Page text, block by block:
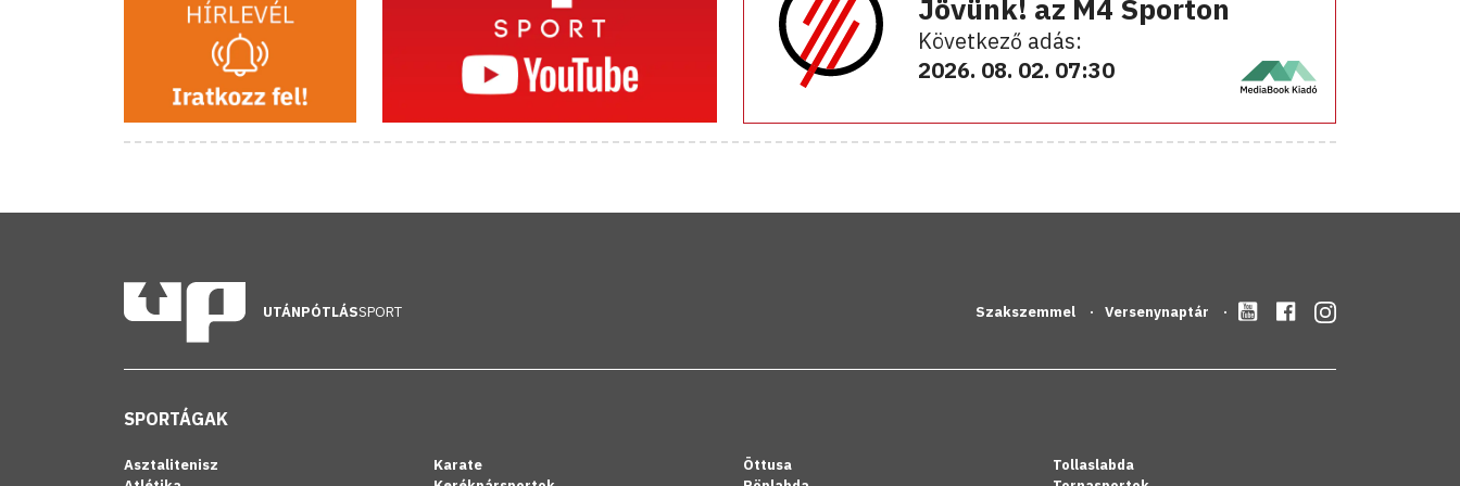
Jövünk! az M4 Sporton
Következő adás:
2026. 08. 02. 07:30
UTÁNPÓTLÁSSPORT Szakszemmel Versenynaptár
SPORTÁGAK
Asztalitenisz
Karate
Öttusa
Tollaslabda